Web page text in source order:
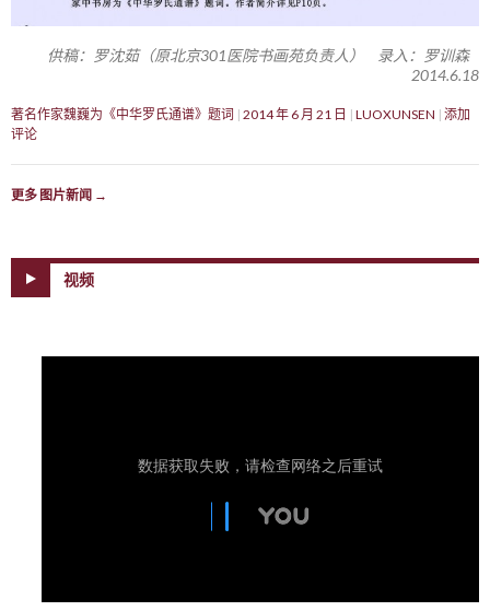
供稿：罗沈茹（原北京301医院书画苑负责人） 录入：罗训森
2014.6.18
著名作家魏巍为《中华罗氏通谱》题词 2014 年 6 月 21 日 LUOXUNSEN 添加
评论
更多 图片新闻 →
视频